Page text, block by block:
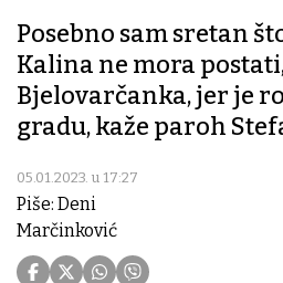
Posebno sam sretan
Kalina ne mora
Bjelovarčanka, jer je
gradu, kaže paroh
05.01.2023. u 17:27
Piše: Deni
Marčinković